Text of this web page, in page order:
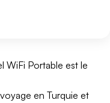
WiFi Portable est le
en Turquie et